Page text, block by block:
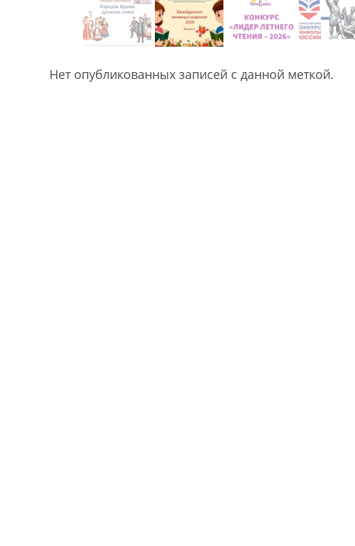
Нет опубликованных записей с данной меткой.